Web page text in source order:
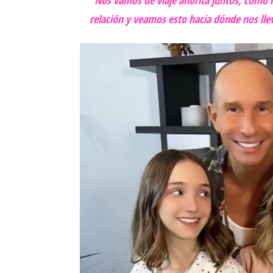
relación y veamos esto hacia dónde nos